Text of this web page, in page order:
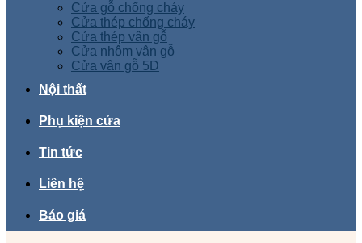
Cửa gỗ chống cháy
Cửa thép chống cháy
Cửa thép vân gỗ
Cửa nhôm vân gỗ
Cửa vân gỗ 5D
Nội thất
Phụ kiện cửa
Tin tức
Liên hệ
Báo giá